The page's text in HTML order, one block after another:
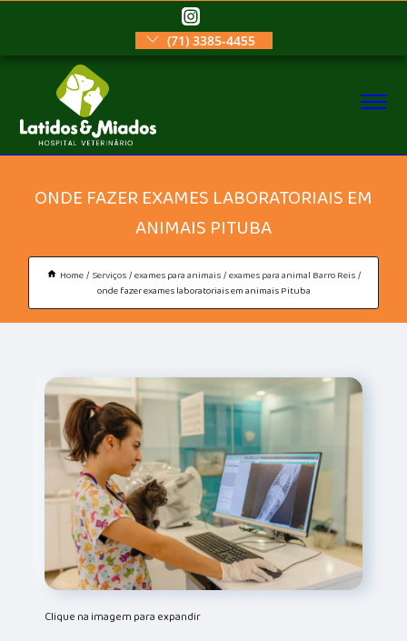
(71) 3385-4455
ONDE FAZER EXAMES LABORATORIAIS EM
ANIMAIS PITUBA
Home Serviços exames para animais exames para animal Barro Reis
onde fazer exames laboratoriais em animais Pituba
Clique na imagem para expandir